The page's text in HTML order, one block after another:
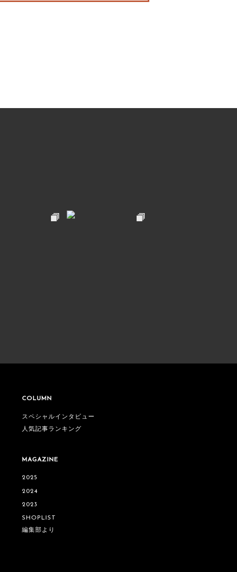
COLUMN
スペシャルインタビュー
人気記事ランキング
MAGAZINE
2025
2024
2023
SHOPLIST
編集部より